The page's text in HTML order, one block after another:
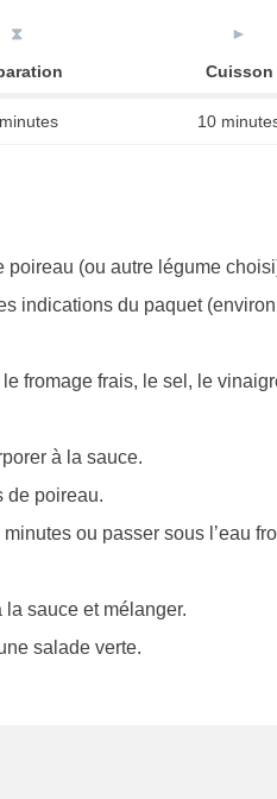
⧗
►
Cuisson
10
(ou autre légume
indications du paquet
fromage frais, le sel, le
à la sauce.
de poireau.
ou passer sous l’eau
sauce et mélanger.
salade verte.